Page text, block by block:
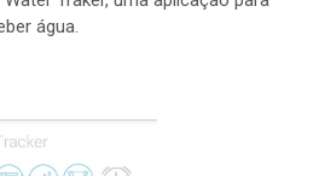
água.